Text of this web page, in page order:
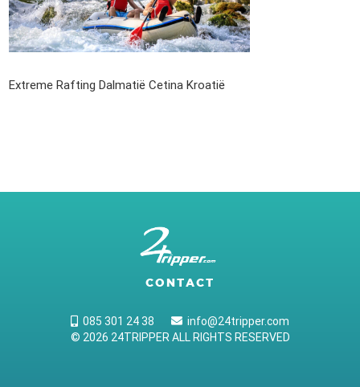
Extreme Rafting Dalmatië Cetina Kroatië
CONTACT
085 301 24 38
info@24tripper.com
© 2026 24TRIPPER ALL RIGHTS RESERVED